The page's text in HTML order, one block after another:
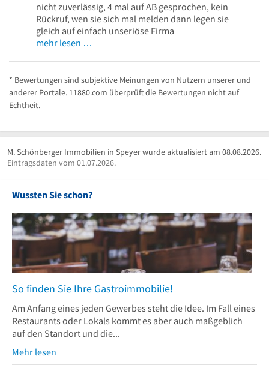
nicht zuverlässig, 4 mal auf AB gesprochen, kein
Rückruf, wen sie sich mal melden dann legen sie
gleich auf einfach unseriöse Firma
mehr lesen …
* Bewertungen sind subjektive Meinungen von Nutzern unserer und
anderer Portale. 11880.com überprüft die Bewertungen nicht auf
Echtheit.
M. Schönberger Immobilien in Speyer wurde aktualisiert am 08.08.2026.
Eintragsdaten vom 01.07.2026.
Wussten Sie schon?
So finden Sie Ihre Gastroimmobilie!
Am Anfang eines jeden Gewerbes steht die Idee. Im Fall eines
Restaurants oder Lokals kommt es aber auch maßgeblich
auf den Standort und die...
Mehr lesen